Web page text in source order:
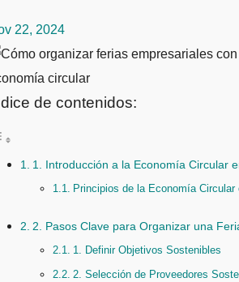
22, 2024
de contenidos:
1. Introducción a la Economía Circular
Principios de la Economía Circular
2. Pasos Clave para Organizar una
1. Definir Objetivos Sostenibles
2. Selección de Proveedores